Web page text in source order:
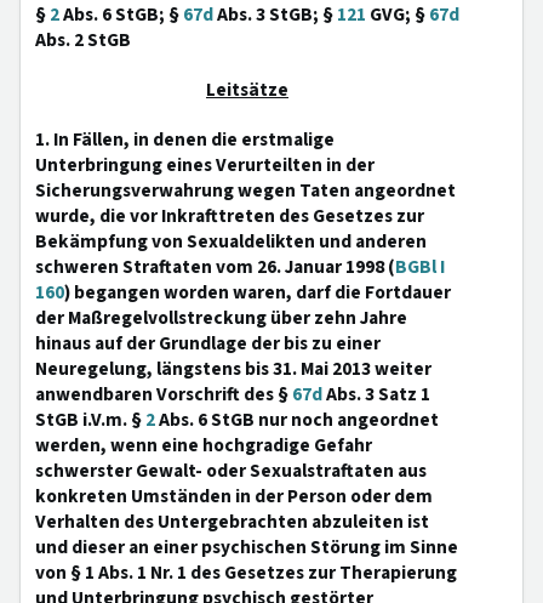
§2Abs. 6 StGB; §67dAbs. 3 StGB; §121 GVG; §67d
Abs. 2 StGB
Leitsätze
1. In Fällen, in denen die erstmalige
Unterbringung eines Verurteilten in der
Sicherungsverwahrung wegen Taten angeordnet
wurde, die vor Inkrafttreten des Gesetzes zur
Bekämpfung von Sexualdelikten und anderen
schweren Straftaten vom 26. Januar 1998 (BGBl I
160) begangen worden waren, darf die Fortdauer
der Maßregelvollstreckung über zehn Jahre
hinaus auf der Grundlage der bis zu einer
Neuregelung, längstens bis 31. Mai 2013 weiter
anwendbaren Vorschrift des §67dAbs. 3 Satz 1
StGB i.V.m. §2Abs. 6 StGB nur noch angeordnet
werden, wenn eine hochgradige Gefahr
schwerster Gewalt- oder Sexualstraftaten aus
konkreten Umständen in der Person oder dem
Verhalten des Untergebrachten abzuleiten ist
und dieser an einer psychischen Störung im Sinne
von § 1 Abs. 1 Nr. 1 des Gesetzes zur Therapierung